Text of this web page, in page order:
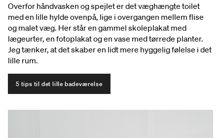
Overfor håndvasken og spejlet er det væghængte toilet
med en lille hylde ovenpå, lige i overgangen mellem flise
og malet væg. Her står en gammel skoleplakat med
lægeurter, en fotoplakat og en vase med tørrede planter.
Jeg tænker, at det skaber en lidt mere hyggelig følelse i det
lille rum.
5 tips til det lille badeværelse